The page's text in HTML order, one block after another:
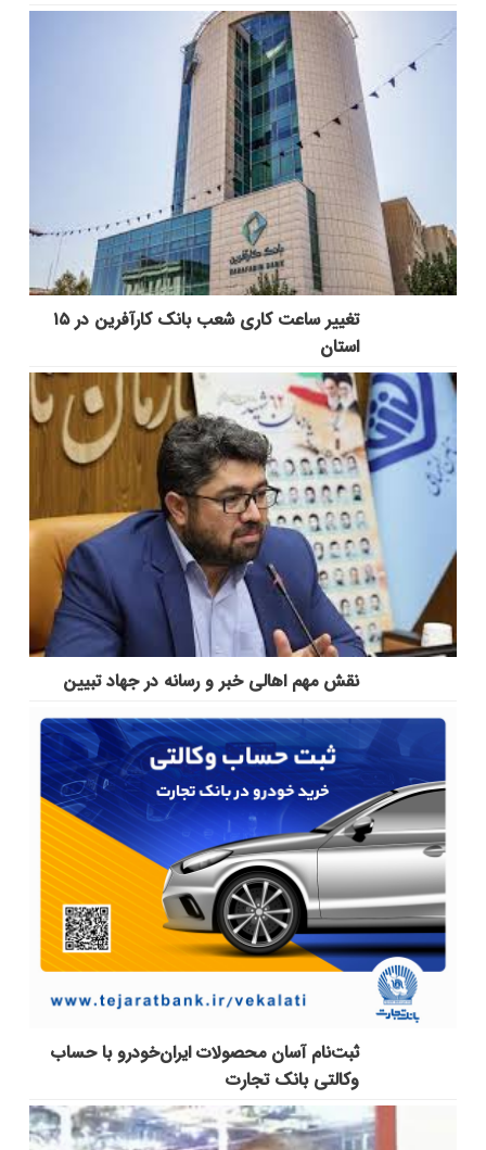
تغییر ساعت کاری شعب بانک کارآفرین در ۱۵
استان
نقش مهم اهالی خبر و رسانه در جهاد تبیین
ثبت‌نام آسان محصولات ایران‌خودرو با حساب
وکالتی بانک تجارت